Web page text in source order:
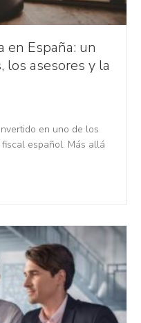
en España: un
los asesores y la
en uno de los
español. Más allá